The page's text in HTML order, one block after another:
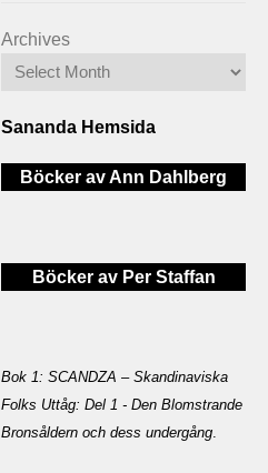
Archives
Sananda Hemsida
Böcker av Ann Dahlberg
Böcker av Per Staffan
Bok 1: SCANDZA – Skandinaviska
Folks Uttåg: Del 1 - Den Blomstrande
Bronsåldern och dess undergång.